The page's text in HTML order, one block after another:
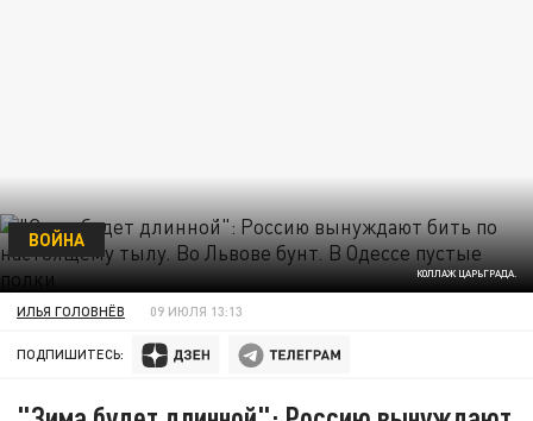
КОЛЛАЖ ЦАРЬГРАДА.
ВОЙНА
ИЛЬЯ ГОЛОВНЁВ 09 ИЮЛЯ 13:13
ПОДПИШИТЕСЬ: